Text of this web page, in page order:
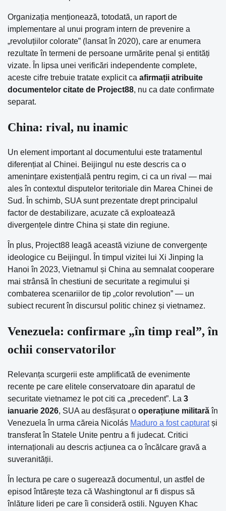
Organizația menționează, totodată, un raport de
implementare al unui program intern de prevenire a
„revoluțiilor colorate” (lansat în 2020), care ar enumera
rezultate în termeni de persoane urmărite penal și entități
vizate. În lipsa unei verificări independente complete,
aceste cifre trebuie tratate explicit ca afirmații atribuite
documentelor citate de Project88, nu ca date confirmate
separat.
China: rival, nu inamic
Un element important al documentului este tratamentul
diferențiat al Chinei. Beijingul nu este descris ca o
amenințare existențială pentru regim, ci ca un rival — mai
ales în contextul disputelor teritoriale din Marea Chinei de
Sud. În schimb, SUA sunt prezentate drept principalul
factor de destabilizare, acuzate că exploatează
divergențele dintre China și state din regiune.
În plus, Project88 leagă această viziune de convergențe
ideologice cu Beijingul. În timpul vizitei lui Xi Jinping la
Hanoi în 2023, Vietnamul și China au semnalat cooperare
mai strânsă în chestiuni de securitate a regimului și
combaterea scenariilor de tip „color revolution” — un
subiect recurent în discursul politic chinez și vietnamez.
Venezuela: confirmare „în timp real”, în
ochii conservatorilor
Relevanța scurgerii este amplificată de evenimente
recente pe care elitele conservatoare din aparatul de
securitate vietnamez le pot citi ca „precedent”. La 3
ianuarie 2026, SUA au desfășurat o operațiune militarăîn
Venezuela în urma căreia Nicolás Maduro a fost capturatși
transferat în Statele Unite pentru a fi judecat. Critici
internaționali au descris acțiunea ca o încălcare gravă a
suveranității.
În lectura pe care o sugerează documentul, un astfel de
episod întărește teza că Washingtonul ar fi dispus să
înlăture lideri pe care îi consideră ostili. Nguyen Khac